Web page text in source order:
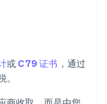
或 C79 证书 ，通过